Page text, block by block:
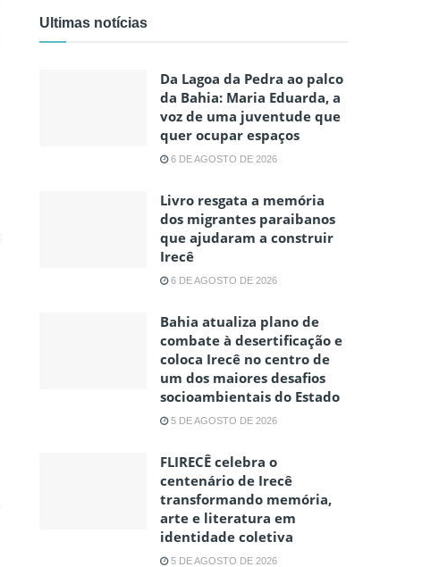
Ultimas notícias
Da Lagoa da Pedra ao palco
da Bahia: Maria Eduarda, a
voz de uma juventude que
quer ocupar espaços
6 DE AGOSTO DE 2026
Livro resgata a memória
dos migrantes paraibanos
que ajudaram a construir
Irecê
6 DE AGOSTO DE 2026
Bahia atualiza plano de
combate à desertificação e
coloca Irecê no centro de
um dos maiores desafios
socioambientais do Estado
5 DE AGOSTO DE 2026
FLIRECÊ celebra o
centenário de Irecê
transformando memória,
arte e literatura em
identidade coletiva
5 DE AGOSTO DE 2026